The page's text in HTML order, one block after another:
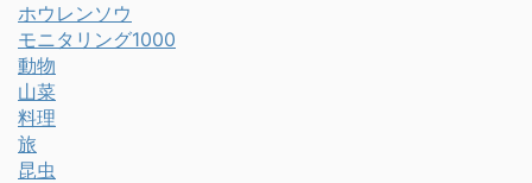
ホウレンソウ
モニタリング1000
動物
山菜
料理
旅
昆虫